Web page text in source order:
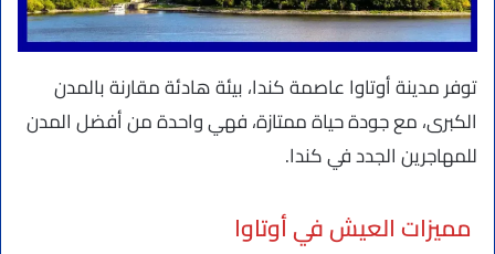
توفر مدينة أوتاوا عاصمة كندا، بيئة هادئة مقارنة بالمدن
الكبرى، مع جودة حياة ممتازة، فهي واحدة من أفضل المدن
للمهاجرين الجدد في كندا.
مميزات العيش في أوتاوا